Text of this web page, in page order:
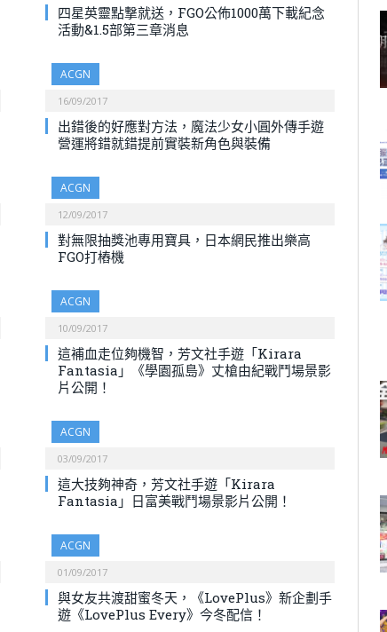
四星英靈點撃就送，FGO公佈1000萬下載紀念
活動&1.5部第三章消息
ACGN
16/09/2017
出錯後的好應對方法，魔法少女小圓外傳手遊
營運將錯就錯提前實裝新角色與裝備
ACGN
12/09/2017
對無限抽獎池專用寶具，日本網民推出樂高
FGO打樁機
ACGN
10/09/2017
這補血走位夠機智，芳文社手遊「Kirara
Fantasia」《學園孤島》丈槍由紀戰鬥場景影
片公開！
ACGN
03/09/2017
這大技夠神奇，芳文社手遊「Kirara
Fantasia」日富美戰鬥場景影片公開！
ACGN
01/09/2017
與女友共渡甜蜜冬天，《LovePlus》新企劃手
遊《LovePlus Every》今冬配信！